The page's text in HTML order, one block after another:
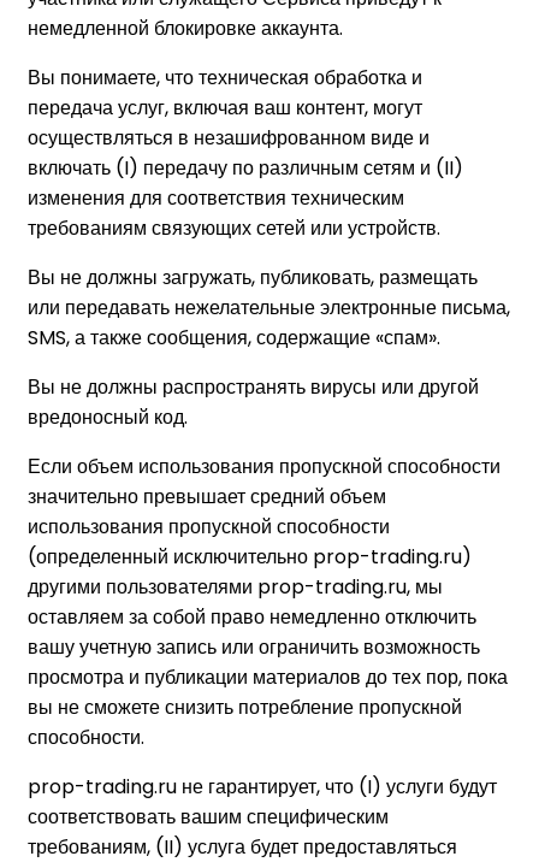
немедленной блокировке аккаунта.
Вы понимаете, что техническая обработка и
передача услуг, включая ваш контент, могут
осуществляться в незашифрованном виде и
включать (I) передачу по различным сетям и (II)
изменения для соответствия техническим
требованиям связующих сетей или устройств.
Вы не должны загружать, публиковать, размещать
или передавать нежелательные электронные письма,
SMS, а также сообщения, содержащие «спам».
Вы не должны распространять вирусы или другой
вредоносный код.
Если объем использования пропускной способности
значительно превышает средний объем
использования пропускной способности
(определенный исключительно prop-trading.ru)
другими пользователями prop-trading.ru, мы
оставляем за собой право немедленно отключить
вашу учетную запись или ограничить возможность
просмотра и публикации материалов до тех пор, пока
вы не сможете снизить потребление пропускной
способности.
prop-trading.ru не гарантирует, что (I) услуги будут
соответствовать вашим специфическим
требованиям, (II) услуга будет предоставляться